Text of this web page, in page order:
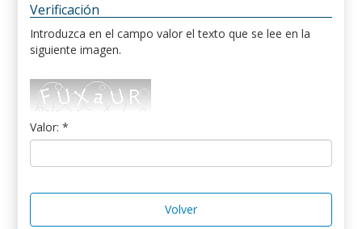
Verificación
Introduzca en el campo valor el texto que se lee en la
siguiente imagen.
Valor: *
Volver